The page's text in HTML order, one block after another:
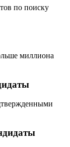
по поиску
миллиона